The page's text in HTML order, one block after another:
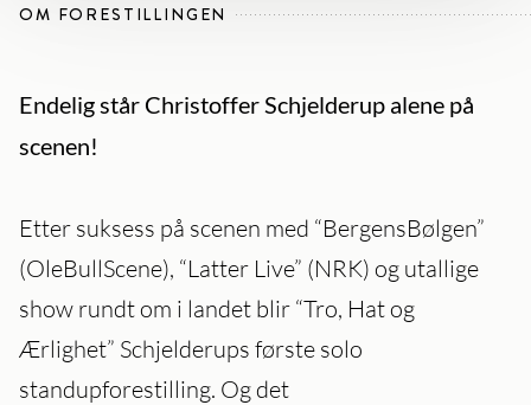
OM FORESTILLINGEN
Endelig står Christoffer Schjelderup alene på
scenen!
Etter suksess på scenen med “BergensBølgen”
(OleBullScene), “Latter Live” (NRK) og utallige
show rundt om i landet blir “Tro, Hat og
Ærlighet” Schjelderups første solo
standupforestilling. Og det